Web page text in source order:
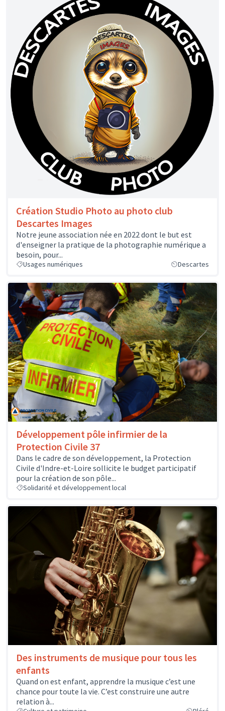
Création Studio Photo au photo club
Descartes Images
Notre jeune association née en 2022 dont le but est
d'enseigner la pratique de la photographie numérique a
besoin, pour...
Usages numériques Descartes
Développement pôle infirmier de la
Protection Civile 37
Dans le cadre de son développement, la Protection
Civile d'Indre-et-Loire sollicite le budget participatif
pour la création de son pôle...
Solidarité et développement local
Des instruments de musique pour tous les
enfants
Quand on est enfant, apprendre la musique c’est une
chance pour toute la vie. C’est construire une autre
relation à...